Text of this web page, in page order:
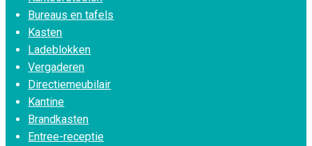
Bureaus en tafels
Kasten
Ladeblokken
Vergaderen
Directiemeubilair
Kantine
Brandkasten
Entree-receptie